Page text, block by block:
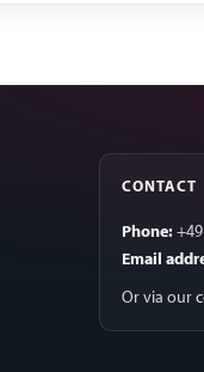
CONTACT
Phone:
Email
Or via our